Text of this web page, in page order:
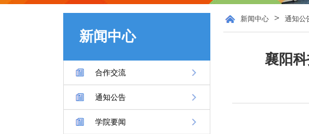
新闻中心
合作交流
通知公告
学院要闻
新闻中心 > 通知公
襄阳